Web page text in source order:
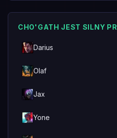
CHO'GATH JEST SILNY
Darius
Olaf
Jax
Yone